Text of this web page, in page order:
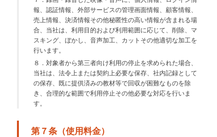
報、認証情報、外部サービスの管理画面情報、顧客情報、
売上情報、決済情報その他秘匿性の高い情報が含まれる場
合、当社は、利用目的および利用範囲に応じて、削除、マ
スキング、ぼかし、音声加工、カットその他適切な加工を
行います。
８．対象者から第三者向け利用の停止を求められた場合、
当社は、法令上または契約上必要な保存、社内記録として
の保存、既に提供済みの教材等で回収が困難なものを除
き、合理的な範囲で利用停止その他必要な対応を行いま
す。
第７条（使用料金）